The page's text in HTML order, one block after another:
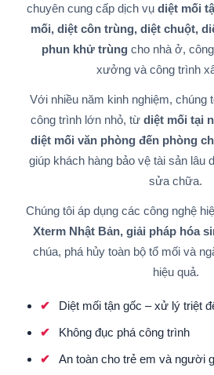
chuyên cung cấp dịch vụ diệt mối
mối, diệt côn trùng, diệt chuột,
phun khử trùngcho nhà ở,
xưởng và công trình
Với nhiều năm kinh nghiệm, chúng
công trình lớn nhỏ, từ diệt mối tại
diệt mối văn phòng đến phòng
giúp khách hàng bảo vệ tài sản lâu
sửa chữa.
Chúng tôi áp dụng các công nghệ
Xterm Nhật Bản, giải pháp hóa
chúa, phá hủy toàn bộ tổ mối và
hiệu quả.
Diệt mối tận gốc – xử lý triệt
Không đục phá công trình
An toàn cho trẻ em và người